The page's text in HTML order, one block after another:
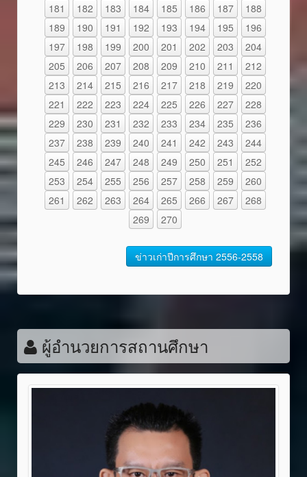
181
182 183 184 185 186 187
188
189
190 191 192 193 194 195
196
197
198 199 200 201 202 203
204
205
206 207 208 209 210 211
212
213
214 215 216 217 218 219
220
221
222 223 224 225 226 227
228
229
230 231 232 233 234 235
236
237
238 239 240 241 242 243
244
245
246 247 248 249 250 251
252
253
254 255 256 257 258 259
260
261
262 263 264 265 266 267
268
269
270
ข่าวเก่าปีการศึกษา 2556-2558
ผู้อำนวยการสถานศึกษา